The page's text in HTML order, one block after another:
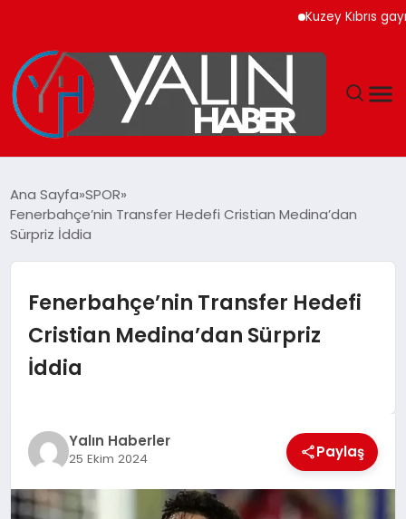
Kuzey Kıbrıs
SPOR
YAŞAM
TEKNOLOJİ
MAGAZİN
Ana Sayfa SPOR
Fenerbahçe’nin Transfer Hedefi Cristian Medina’dan
Sürpriz İddia
Fenerbahçe’nin Transfer Hedefi
Cristian Medina’dan Sürpriz
İddia
Yalın Haberler
25 Ekim 2024 Paylaş